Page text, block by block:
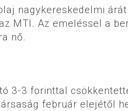
nagykereskedelmi árát
MTI. Az emeléssel a
nő.
3-3 forinttal
február elejétől